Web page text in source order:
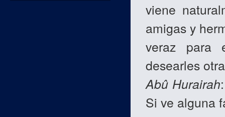
viene
amigas y
veraz para
desearles
Abû Hurairah
Si ve alguna